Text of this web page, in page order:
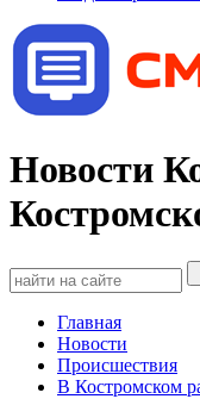
Новости
Главная
Новости
Происшествия
В Костромском